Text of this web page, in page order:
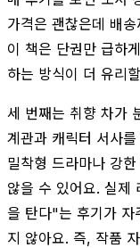
가격은 괜찮은데 배
이 책은 단권만 급하
하는 방식이 더 유리
세 번째는 취향 차가
계관과 캐릭터 서사
밀착형 드라마나 강
않을 수 있어요. 실제
을 탄다"는 후기가 자
지 않아요. 즉, 작품